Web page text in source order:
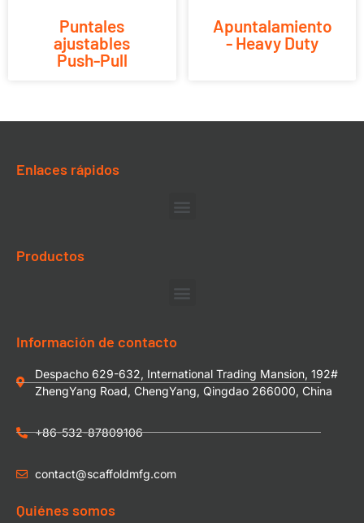
Puntales
ajustables
Push-Pull
Apuntalamiento
- Heavy Duty
Enlaces rápidos
Productos
Información de contacto
Despacho 629-632, International Trading Mansion, 192#
ZhengYang Road, ChengYang, Qingdao 266000, China
+86-532-87809106
contact@scaffoldmfg.com
Quiénes somos